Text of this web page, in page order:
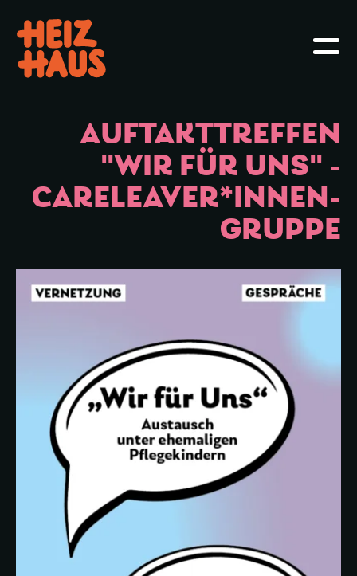
Hauptmenü öffnen oder schliessen
AUFTAKTTREFFEN
"WIR FÜR UNS" -
CARELEAVER*INNEN-
GRUPPE